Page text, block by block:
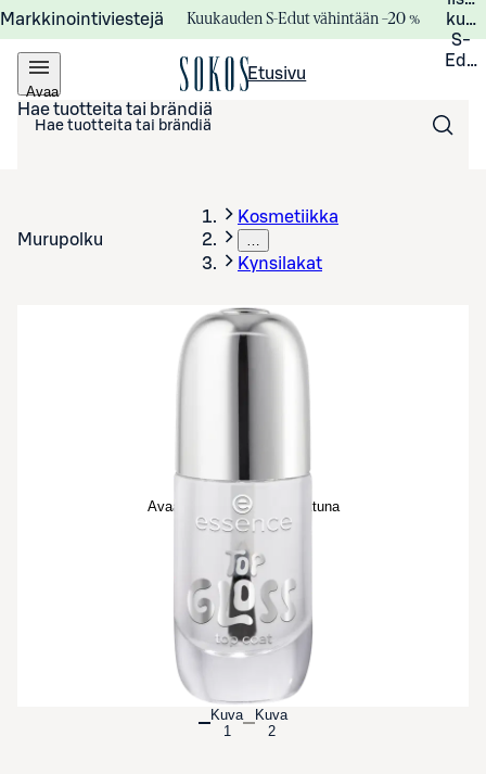
Markkinointiviestejä Kuukauden S-Edut vähintään –20 %
S-
Avaa
valikko
Etusivu
Hae tuotteita tai brändiä
Murupolku
Kosmetiikka
…
Kynsilakat
Avaa tuotekuva suurennettuna
Kuva
1
Kuva
2